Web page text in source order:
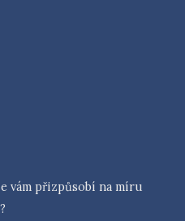
vám přizpůsobí na míru